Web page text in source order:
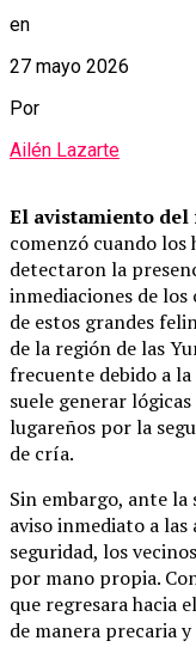
en
27 mayo 2026
Por
Ailén Lazarte
El avistamiento
comenzó cuando
detectaron la
inmediaciones de
de estos grandes
de la región de las
frecuente debido a
suele generar
lugareños por la
de cría.
Sin embargo, ante
aviso inmediato a las
seguridad, los
por mano propia.
que regresara hacia
de manera precaria